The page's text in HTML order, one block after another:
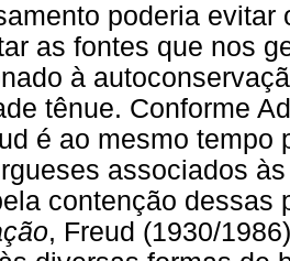
poderia
as fontes que nos
à
tênue. Conforme
é ao mesmo tempo
associados
contenção
, Freud (1930/